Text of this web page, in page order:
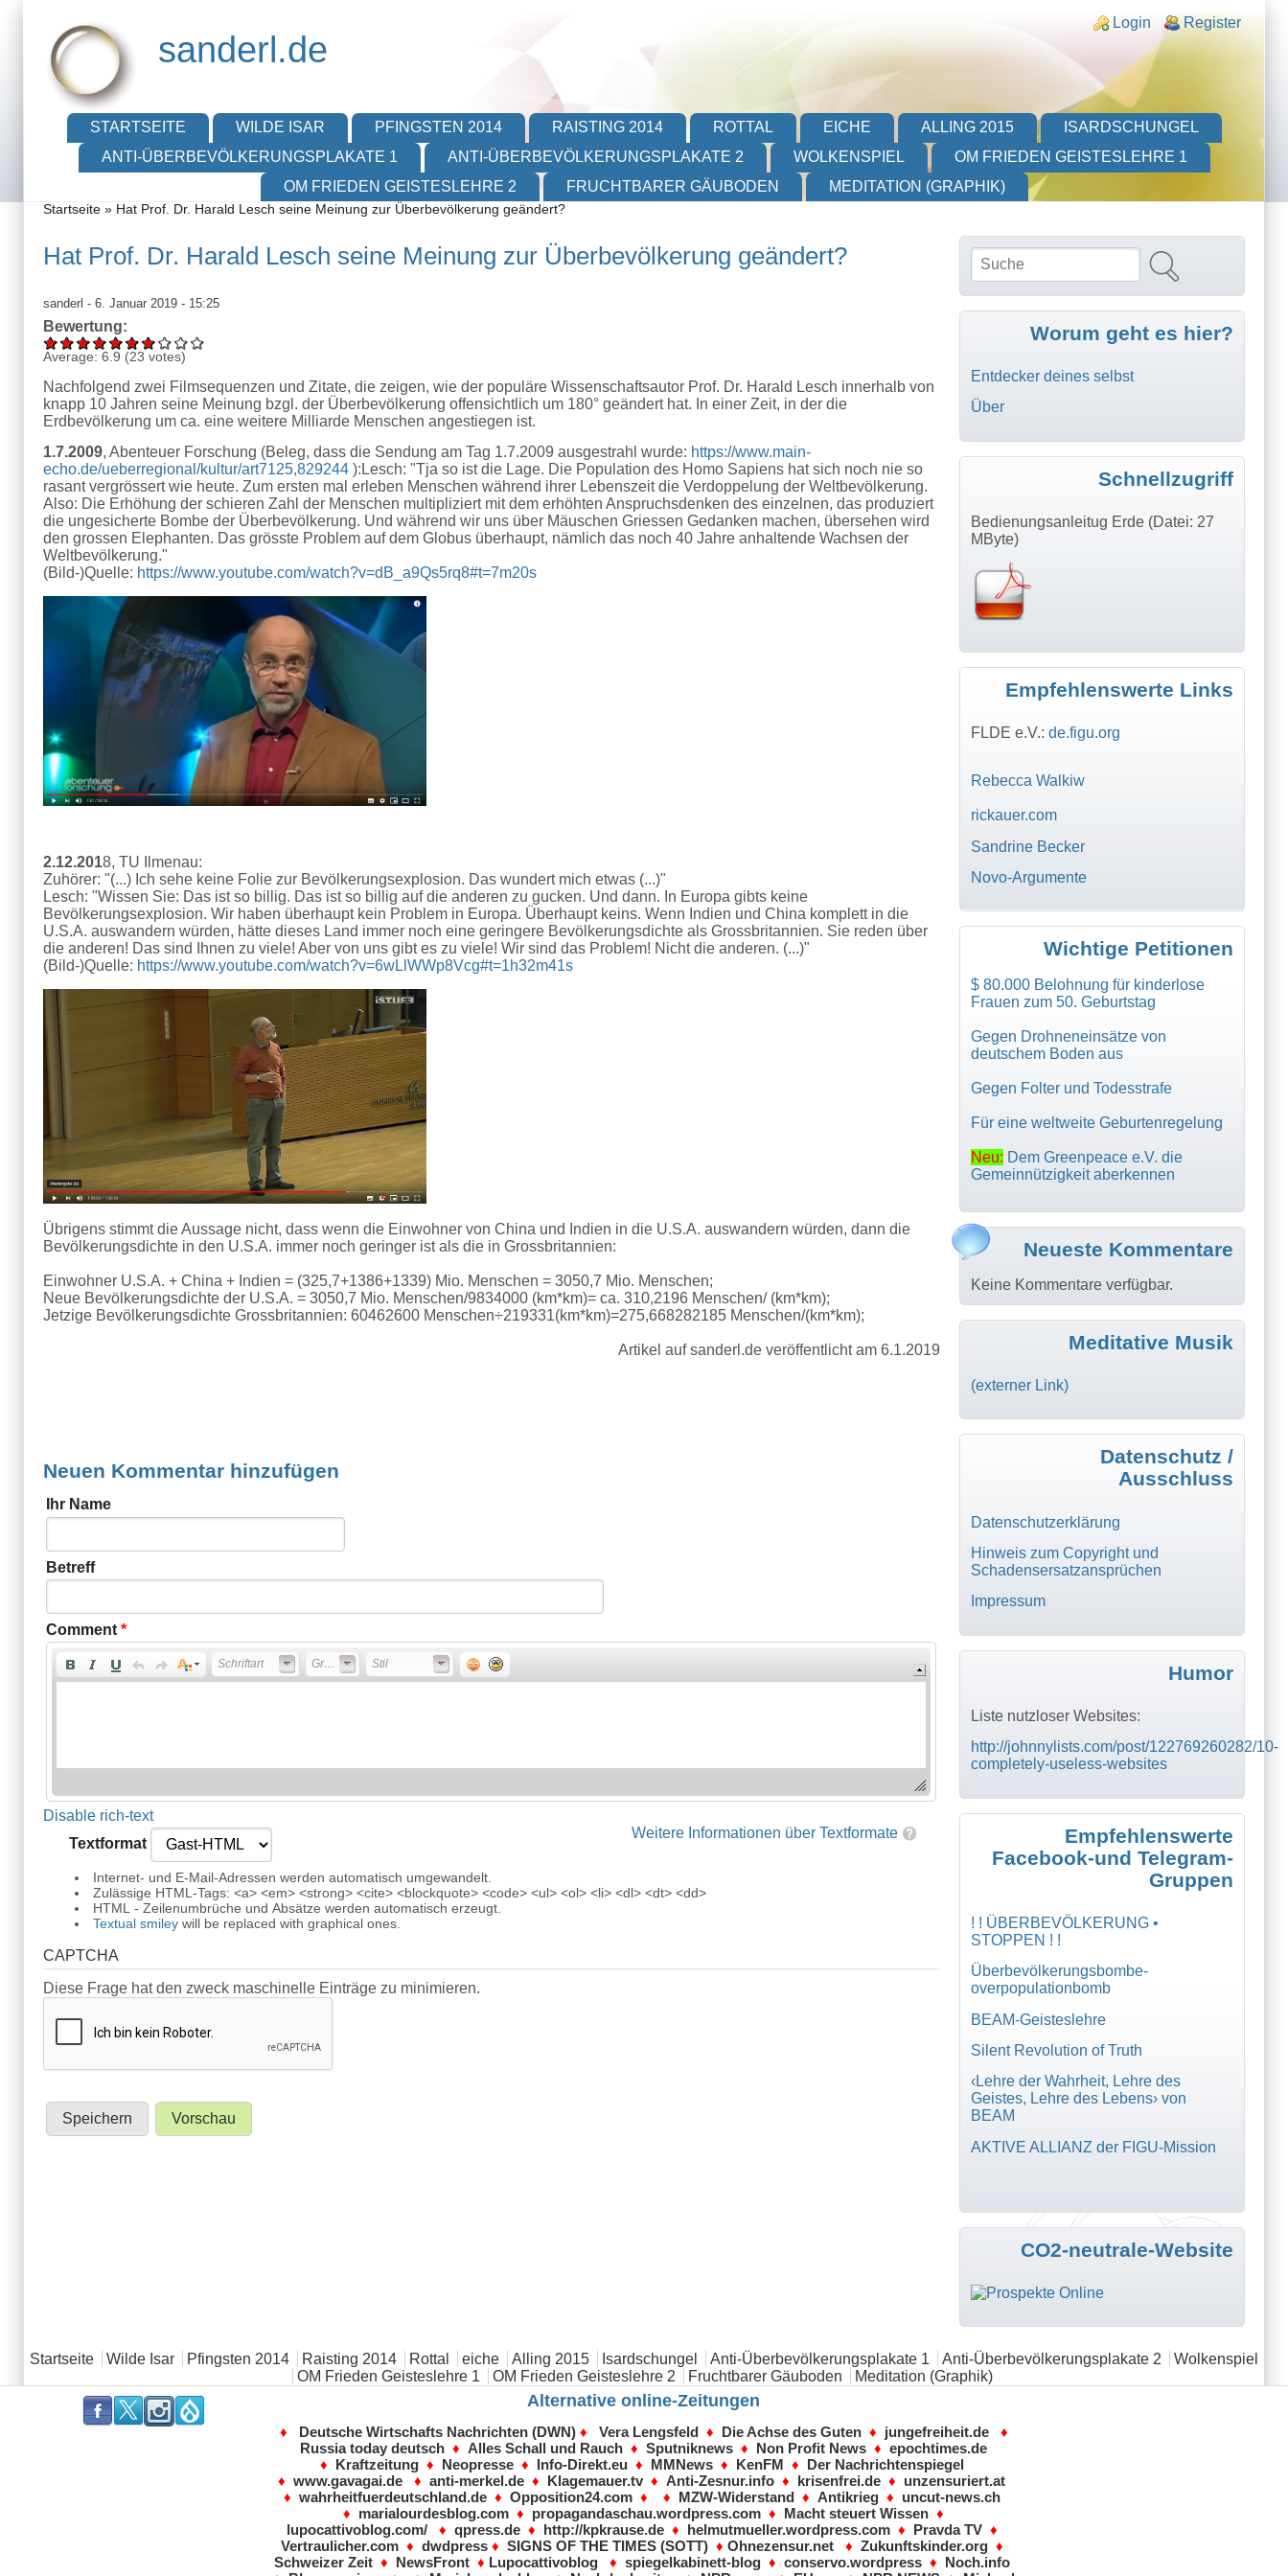
Login links
Login Register
sanderl.de
HauptmenüSTARTSEITE WILDE ISAR PFINGSTEN 2014 RAISTING 2014 ROTTAL EICHE ALLING 2015
ISARDSCHUNGEL
ANTI-ÜBERBEVÖLKERUNGSPLAKATE 1
ANTI-ÜBERBEVÖLKERUNGSPLAKATE 2 WOLKENSPIEL
OM FRIEDEN GEISTESLEHRE 1
OM FRIEDEN GEISTESLEHRE 2
FRUCHTBARER GÄUBODEN
MEDITATION (GRAPHIK)
Sie sind hier
Startseite » Hat Prof. Dr. Harald Lesch seine Meinung zur Überbevölkerung geändert?
Hat Prof. Dr. Harald Lesch seine Meinung zur Überbevölkerung geändert?
sanderl - 6. Januar 2019 - 15:25
Bewertung:
Average: 6.9 (23 votes)
Nachfolgend zwei Filmsequenzen und Zitate, die zeigen, wie der populäre Wissenschaftsautor Prof. Dr. Harald Lesch innerhalb von
knapp 10 Jahren seine Meinung bzgl. der Überbevölkerung offensichtlich um 180° geändert hat. In einer Zeit, in der die
Erdbevölkerung um ca. eine weitere Milliarde Menschen angestiegen ist.
1.7.2009, Abenteuer Forschung (Beleg, dass die Sendung am Tag 1.7.2009 ausgestrahl wurde: https://www.main-
echo.de/ueberregional/kultur/art7125,829244 ): Lesch: "Tja so ist die Lage. Die Population des Homo Sapiens hat sich noch nie so
rasant vergrössert wie heute. Zum ersten mal erleben Menschen während ihrer Lebenszeit die Verdoppelung der Weltbevölkerung.
Also: Die Erhöhung der schieren Zahl der Menschen multipliziert mit dem erhöhten Anspruchsdenken des einzelnen, das produziert
die ungesicherte Bombe der Überbevölkerung. Und während wir uns über Mäuschen Griessen Gedanken machen, übersehen wird
den grossen Elephanten. Das grösste Problem auf dem Globus überhaupt, nämlich das noch 40 Jahre anhaltende Wachsen der
Weltbevölkerung."
(Bild-)Quelle: https://www.youtube.com/watch?v=dB_a9Qs5rq8#t=7m20s
2.12.2018, TU Ilmenau:
Zuhörer: "(...) Ich sehe keine Folie zur Bevölkerungsexplosion. Das wundert mich etwas (...)"
Lesch: "Wissen Sie: Das ist so billig. Das ist so billig auf die anderen zu gucken. Und dann. In Europa gibts keine
Bevölkerungsexplosion. Wir haben überhaupt kein Problem in Europa. Überhaupt keins. Wenn Indien und China komplett in die
U.S.A. auswandern würden, hätte dieses Land immer noch eine geringere Bevölkerungsdichte als Grossbritannien. Sie reden über
die anderen! Das sind Ihnen zu viele! Aber von uns gibt es zu viele! Wir sind das Problem! Nicht die anderen. (...)"
(Bild-)Quelle: https://www.youtube.com/watch?v=6wLlWWp8Vcg#t=1h32m41s
Übrigens stimmt die Aussage nicht, dass wenn die Einwohner von China und Indien in die U.S.A. auswandern würden, dann die
Bevölkerungsdichte in den U.S.A. immer noch geringer ist als die in Grossbritannien:
Einwohner U.S.A. + China + Indien = (325,7+1386+1339) Mio. Menschen = 3050,7 Mio. Menschen;
Neue Bevölkerungsdichte der U.S.A. = 3050,7 Mio. Menschen/9834000 (km*km)= ca. 310,2196 Menschen/ (km*km);
Jetzige Bevölkerungsdichte Grossbritannien: 60462600 Menschen÷219331(km*km)=275,668282185 Menschen/(km*km);
Artikel auf sanderl.de veröffentlicht am 6.1.2019
Neuen Kommentar hinzufügen
Ihr Name
Betreff
Comment*
Schriftart Größe Stil
Disable rich-text
Weitere Informationen über Textformate
Textformat
Internet- und E-Mail-Adressen werden automatisch umgewandelt.
Zulässige HTML-Tags: <a> <em> <strong> <cite> <blockquote> <code> <ul> <ol> <li> <dl> <dt> <dd>
HTML - Zeilenumbrüche und Absätze werden automatisch erzeugt.
Textual smiley will be replaced with graphical ones.
CAPTCHA
Diese Frage hat den zweck maschinelle Einträge zu minimieren.
Suchformular Suche
Worum geht es hier?
Entdecker deines selbst
Über
Schnellzugriff
Bedienungsanleitug Erde (Datei: 27
MByte)
Empfehlenswerte Links
FLDE e.V.: de.figu.org
Rebecca Walkiw
rickauer.com
Sandrine Becker
Novo-Argumente
Wichtige Petitionen
$ 80.000 Belohnung für kinderlose
Frauen zum 50. Geburtstag
Gegen Drohneneinsätze von
deutschem Boden aus
Gegen Folter und Todesstrafe
Für eine weltweite Geburtenregelung
Neu: Dem Greenpeace e.V. die
Gemeinnützigkeit aberkennen
Neueste Kommentare
Keine Kommentare verfügbar.
Meditative Musik
(externer Link)
Datenschutz /
Ausschluss
Datenschutzerklärung
Hinweis zum Copyright und
Schadensersatzansprüchen
Impressum
Humor
Liste nutzloser Websites:
http://johnnylists.com/post/122769260282/10-
completely-useless-websites
Empfehlenswerte
Facebook-und Telegram-
Gruppen
! ! ÜBERBEVÖLKERUNG •
STOPPEN ! !
Überbevölkerungsbombe-
overpopulationbomb
BEAM-Geisteslehre
Silent Revolution of Truth
‹Lehre der Wahrheit, Lehre des
Geistes, Lehre des Lebens› von
BEAM
AKTIVE ALLIANZ der FIGU-Mission
CO2-neutrale-Website
Hauptmenü
Startseite Wilde Isar Pfingsten 2014 Raisting 2014 Rottal eiche Alling 2015 Isardschungel Anti-Überbevölkerungsplakate 1 Anti-Überbevölkerungsplakate 2
Wolkenspiel
OM Frieden Geisteslehre 1
OM Frieden Geisteslehre 2 Fruchtbarer Gäuboden Meditation (Graphik)
. . . . Alternative online-Zeitungen
♦ Deutsche Wirtschafts Nachrichten (DWN)♦ Vera Lengsfeld♦ Die Achse des Guten♦ jungefreiheit.de
♦
Russia today deutsch ♦Alles Schall und Rauch ♦Sputniknews ♦ Non Profit News ♦epochtimes.de
♦ Kraftzeitung♦ Neopresse♦ Info-Direkt.eu♦ MMNews♦ KenFM ♦ Der Nachrichtenspiegel
♦www.gavagai.de ♦anti-merkel.de ♦ Klagemauer.tv ♦Anti-Zesnur.info ♦ krisenfrei.de ♦ unzensuriert.at
♦ wahrheitfuerdeutschland.de♦ Opposition24.com ♦ ♦ MZW-Widerstand ♦ Antikrieg♦ uncut-news.ch
♦ marialourdesblog.com ♦ propagandaschau.wordpress.com ♦ Macht steuert Wissen ♦
lupocattivoblog.com/
♦ qpress.de♦ http://kpkrause.de ♦ helmutmueller.wordpress.com♦ Pravda TV ♦
Vertraulicher.com♦ dwdpress ♦ SIGNS OF THE TIMES (SOTT) ♦ Ohnezensur.net♦ Zukunftskinder.org♦
Schweizer Zeit♦ NewsFront♦ Lupocattivoblog♦ spiegelkabinett-blog♦ conservo.wordpress♦ Noch.info